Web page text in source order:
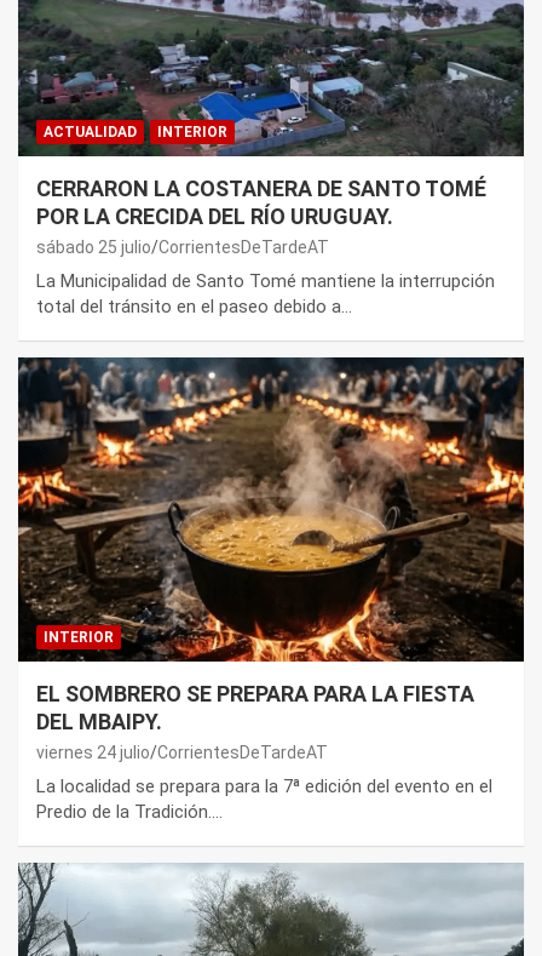
ACTUALIDAD INTERIOR
CERRARON LA COSTANERA DE SANTO TOMÉ
POR LA CRECIDA DEL RÍO URUGUAY.
sábado 25 julio CorrientesDeTardeAT
La Municipalidad de Santo Tomé mantiene la interrupción
total del tránsito en el paseo debido a…
INTERIOR
EL SOMBRERO SE PREPARA PARA LA FIESTA
DEL MBAIPY.
viernes 24 julio CorrientesDeTardeAT
La localidad se prepara para la 7ª edición del evento en el
Predio de la Tradición.…